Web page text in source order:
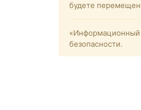
будете
«Информационный
безопасности.